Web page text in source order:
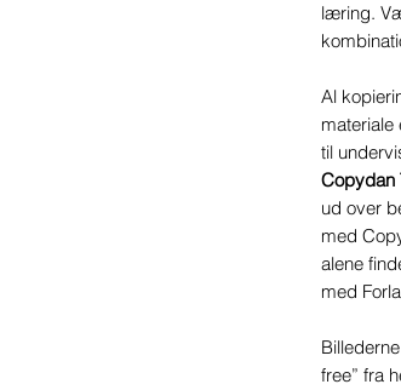
læring.
Al
materiale
til
Copydan
ud over
med
alene
med
free” fra